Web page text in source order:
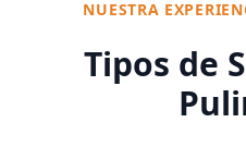
NUESTRA
Tipos de